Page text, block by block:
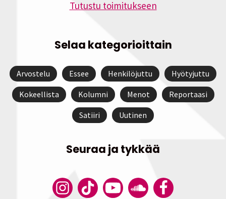
Tutustu toimitukseen
Selaa kategorioittain
Arvostelu Essee Henkilöjuttu Hyötyjuttu
Kokeellista Kolumni Menot Reportaasi
Satiiri Uutinen
Seuraa ja tykkää